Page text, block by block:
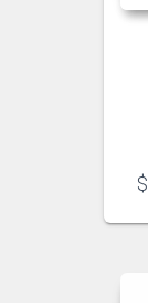
$